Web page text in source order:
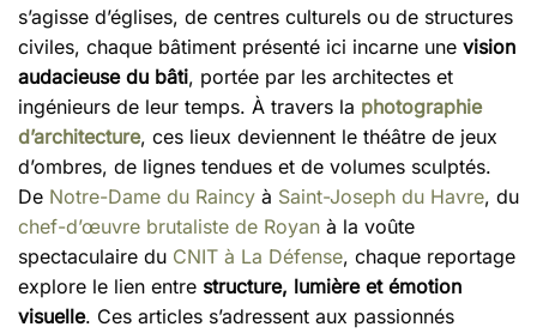
s’agisse d’églises, de centres culturels ou de structures
civiles, chaque bâtiment présenté ici incarne une vision
audacieuse du bâti, portée par les architectes et
ingénieurs de leur temps. À travers la photographie
d’architecture, ces lieux deviennent le théâtre de jeux
d’ombres, de lignes tendues et de volumes sculptés.
De Notre-Dame du Raincy à Saint-Joseph du Havre, du
chef-d’œuvre brutaliste de Royan à la voûte
spectaculaire du CNIT à La Défense, chaque reportage
explore le lien entre structure, lumière et émotion
visuelle. Ces articles s’adressent aux passionnés